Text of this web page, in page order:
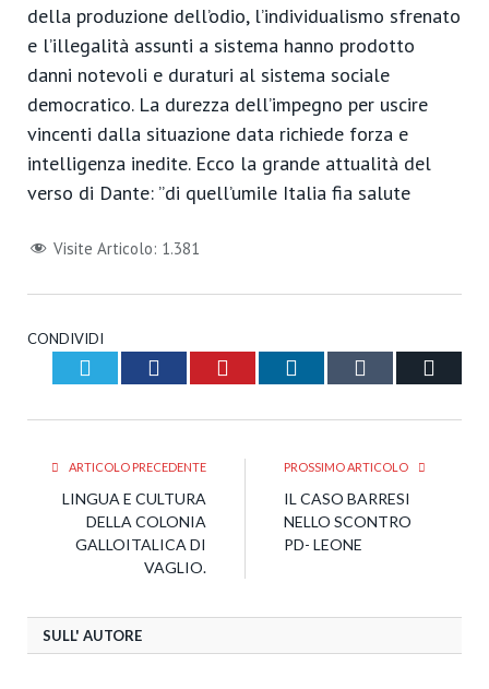
della produzione dell’odio, l’individualismo sfrenato
e l’illegalità assunti a sistema hanno prodotto
danni notevoli e duraturi al sistema sociale
democratico. La durezza dell’impegno per uscire
vincenti dalla situazione data richiede forza e
intelligenza inedite. Ecco la grande attualità del
verso di Dante: ”di quell’umile Italia fia salute
Visite Articolo: 1.381
CONDIVIDI
Twitter Facebook Pinterest LinkedIn Tumblr
ARTICOLO PRECEDENTE
LINGUA E CULTURA
DELLA COLONIA
GALLOITALICA DI
VAGLIO.
PROSSIMO ARTICOLO
IL CASO BARRESI
NELLO SCONTRO
PD- LEONE
SULL' AUTORE